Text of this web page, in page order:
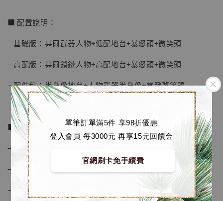
單筆訂單滿5件 享98折優惠
登入會員 每3000元 再享15元回饋金
官網刷卡免手續費
【店內現貨】海賊王 系列蒐藏雕像 布魯克達
NT$ 1,500
NT$ 1,870
- +
■ 配置說明：
– 基礎版：甚爾武器人物+低配地台+暴怒頭+微笑頭
– 高配版：甚爾鎖鏈人物+高配地台+暴怒頭+微笑頭
– 配件包：半身像地台+人物武器半身像+常發蔑笑頭
■ 商品資訊：
– 比例 1/6
– 基礎版尺寸 H28*W22*D21 cm
– 高配版尺寸 H35*W32*D31 cm